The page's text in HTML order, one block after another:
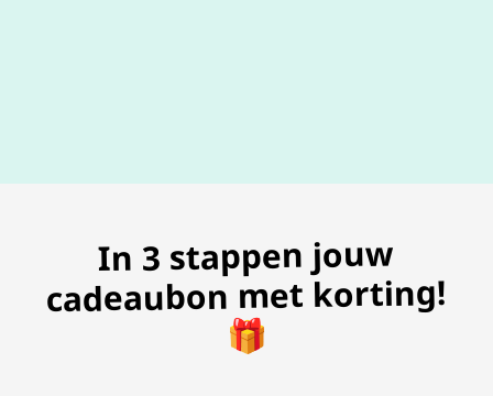
In 3 stappen jouw
cadeaubon met korting!
🎁